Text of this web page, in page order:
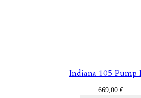
Indiana 105 Pump
669,00 €